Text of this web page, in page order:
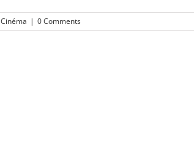
Cinéma | 0 Comments